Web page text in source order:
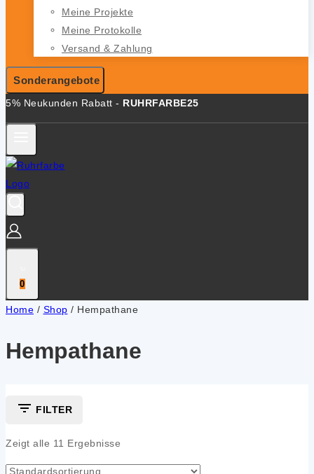
Meine Projekte
Meine Protokolle
Versand & Zahlung
Sonderangebote
5% Neukunden Rabatt - RUHRFARBE25
0
Home / Shop / Hempathane
Hempathane
FILTER
Zeigt alle 11 Ergebnisse